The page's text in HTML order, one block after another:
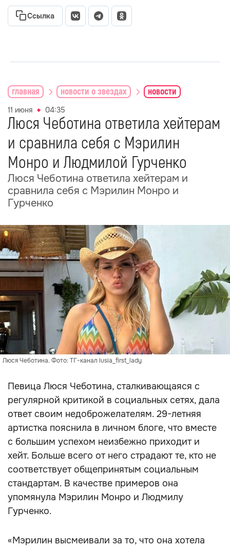
Ссылка
главная новости о звездах новости
11 июня 04:35
Люся Чеботина ответила хейтерам
и сравнила себя с Мэрилин
Монро и Людмилой Гурченко
Люся Чеботина ответила хейтерам и
сравнила себя с Мэрилин Монро и
Гурченко
Люся Чеботина. Фото: ТГ-канал lusia_first_lady
Певица Люся Чеботина, сталкивающаяся с
регулярной критикой в социальных сетях, дала
ответ своим недоброжелателям. 29-летняя
артистка пояснила в личном блоге, что вместе
с большим успехом неизбежно приходит и
хейт. Больше всего от него страдают те, кто не
соответствует общепринятым социальным
стандартам. В качестве примеров она
упомянула Мэрилин Монро и Людмилу
Гурченко.
«Мэрилин высмеивали за то, что она хотела